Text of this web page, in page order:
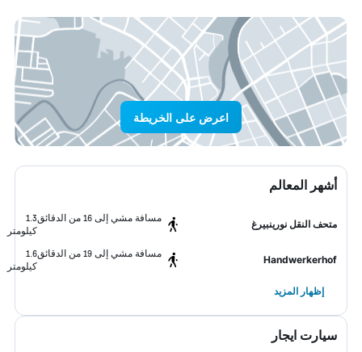
اعرض على الخريطة
أشهر المعالم
متحف النقل نورينبيرغ
مسافة مشي إلى 16 من الدقائق
1.3
كيلومتر
Handwerkerhof
مسافة مشي إلى 19 من الدقائق
1.6
كيلومتر
إظهار المزيد
سيارت ايجار